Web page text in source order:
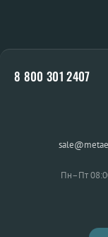
8 800 301 2407
Пн–Пт